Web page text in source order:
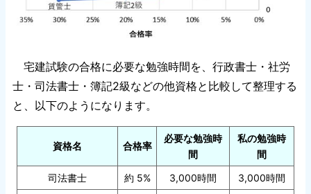
宅建試験の合格に必要な勉強時間を、行政書士・社労
士・司法書士・簿記2級などの他資格と比較して整理する
と、以下のようになります。
資格名 合格率
必要な勉強時
間
私の勉強時
間
司法書士
約 5% 3,000時間
3,000時間